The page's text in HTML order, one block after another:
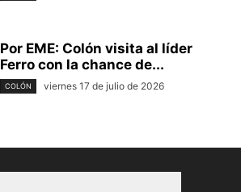
Por EME: Colón visita al líder
Ferro con la chance de...
COLÓN viernes 17 de julio de 2026